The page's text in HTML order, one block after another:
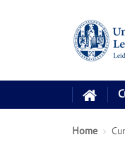
Home